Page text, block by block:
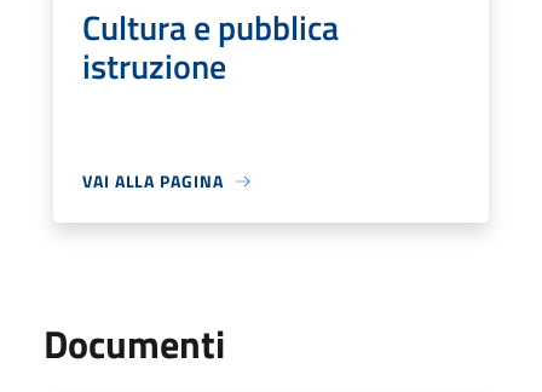
Cultura e pubblica
istruzione
VAI ALLA PAGINA
Documenti